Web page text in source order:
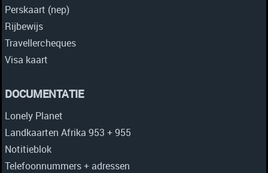
Perskaart (nep)
Rijbewijs
Travellercheques
Visa kaart
DOCUMENTATIE
Lonely Planet
Landkaarten Afrika 953 + 955
Notitieblok
Telefoonnummers + adressen